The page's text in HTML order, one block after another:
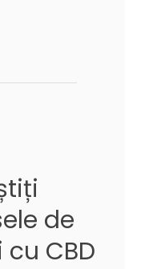
de
CBD